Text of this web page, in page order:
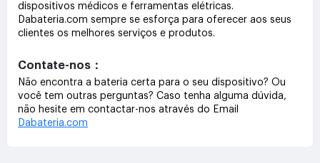
dispositivos médicos e ferramentas elétricas.
Dabateria.com sempre se esforça para oferecer aos seus
clientes os melhores serviços e produtos.
Contate-nos：
Não encontra a bateria certa para o seu dispositivo? Ou
você tem outras perguntas? Caso tenha alguma dúvida,
não hesite em contactar-nos através do Email
Dabateria.com